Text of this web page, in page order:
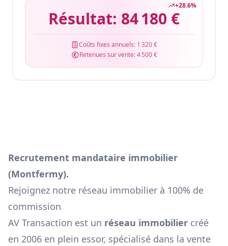
+28.6%
Résultat: 84 180 €
Coûts fixes annuels: 1 320 €
Retenues sur vente:4 500 €
Recrutement mandataire immobilier
(Montfermy).
Rejoignez notre réseau immobilier à 100% de
commission
AV Transaction est un réseau immobilier créé
en 2006 en plein essor, spécialisé dans la vente